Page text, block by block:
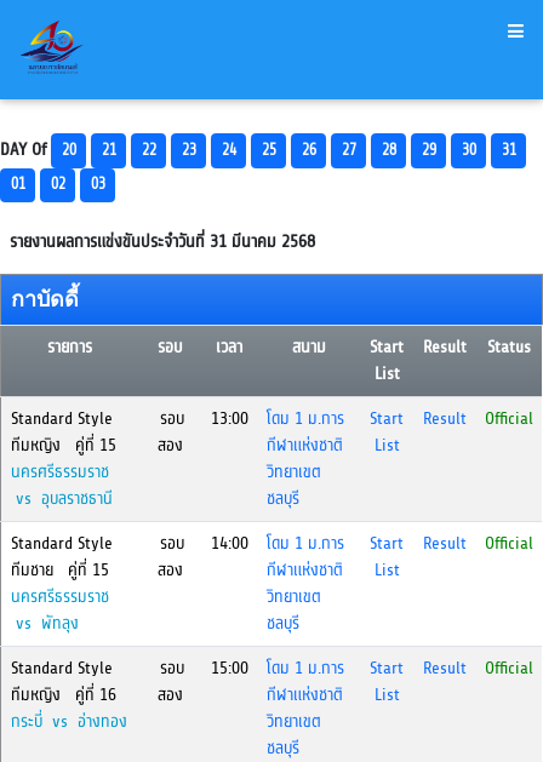
DAY Of 20 21 22 23 24 25 26 27 28 29 30
31
01
02 03
รายงานผลการแข่งขันประจำวันที่ 31 มีนาคม 2568
กาบัดดี้
รายการ รอบ เวลา สนาม
Start
List
Result Status
Standard Style
ทีมหญิง คู่ที่ 15
นครศรีธรรมราช
vs อุบลราชธานี
รอบ
สอง
13:00
โดม 1 ม.การ
กีฬาแห่งชาติ
วิทยาเขต
ชลบุรี
Start
List
Result Official
Standard Style
ทีมชาย คู่ที่ 15
นครศรีธรรมราช
vs พัทลุง
รอบ
สอง
14:00
โดม 1 ม.การ
กีฬาแห่งชาติ
วิทยาเขต
ชลบุรี
Start
List
Result Official
Standard Style
ทีมหญิง คู่ที่ 16
กระบี่ vs อ่างทอง
รอบ
สอง
15:00
โดม 1 ม.การ
กีฬาแห่งชาติ
วิทยาเขต
ชลบุรี
Start
List
Result Official